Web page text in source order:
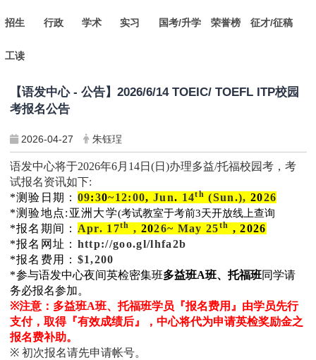
招生 行政 学术 实习 国考/升学 荣誉榜 征才/征稿
工读
【语发中心 - 公告】2026/6/14 TOEIC/ TOEFL ITP校园
考报名公告
2026-04-27 朱钰珵
语发中心将于2026年6月14日(日)办理多益/托福校园考，考
试报名资讯如下:
*测验日期 ： 09:30~12:00, Jun. 14th (Sun.), 2026
*测验地点: 亚洲大学(考试教室于考前3天开放线上查询
*报名期间 ： Apr. 17th , 2026~ May 25th , 2026
*报名网址 ： http://goo.gl/lhfa2b
*报名费用 ： $1,200
*参与语发中心夜间英检密集班多益班A班、托福班同学请
务必报名参加。
※注意：多益班A班、托福班学员『报名费用』由学员先行
支付，取得『有效成绩后』，中心将代为申请英检奖励金之
报名费补助。
※ 初次报名请先申请帐号。